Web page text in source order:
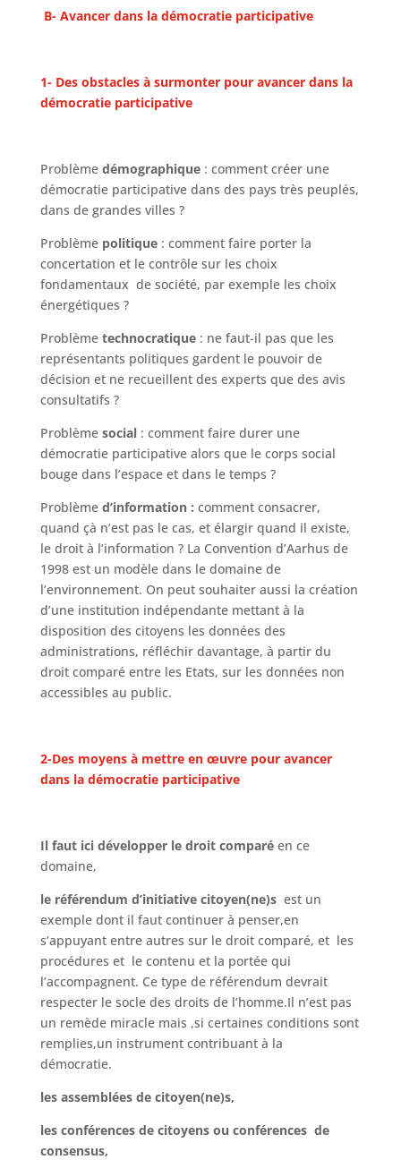
B- Avancer dans la démocratie participative
1- Des obstacles à surmonter pour avancer dans la
démocratie participative
Problème démographique : comment créer une
démocratie participative dans des pays très peuplés,
dans de grandes villes ?
Problème politique : comment faire porter la
concertation et le contrôle sur les choix
fondamentaux de société, par exemple les choix
énergétiques ?
Problème technocratique : ne faut-il pas que les
représentants politiques gardent le pouvoir de
décision et ne recueillent des experts que des avis
consultatifs ?
Problème social : comment faire durer une
démocratie participative alors que le corps social
bouge dans l’espace et dans le temps ?
Problème d’information : comment consacrer,
quand çà n’est pas le cas, et élargir quand il existe,
le droit à l’information ? La Convention d’Aarhus de
1998 est un modèle dans le domaine de
l’environnement. On peut souhaiter aussi la création
d’une institution indépendante mettant à la
disposition des citoyens les données des
administrations, réfléchir davantage, à partir du
droit comparé entre les Etats, sur les données non
accessibles au public.
2-Des moyens à mettre en œuvre pour avancer
dans la démocratie participative
Il faut ici développer le droit comparé en ce
domaine,
le référendum d’initiative citoyen(ne)sest un
exemple dont il faut continuer à penser,en
s’appuyant entre autres sur le droit comparé, et les
procédures et le contenu et la portée qui
l’accompagnent. Ce type de référendum devrait
respecter le socle des droits de l’homme.Il n’est pas
un remède miracle mais ,si certaines conditions sont
remplies,un instrument contribuant à la
démocratie.
les assemblées de citoyen(ne)s,
les conférences de citoyens ou conférences de
consensus,